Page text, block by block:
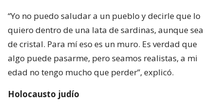
“Yo no puedo saludar a un pueblo y decirle que lo
quiero dentro de una lata de sardinas, aunque sea
de cristal. Para mí eso es un muro. Es verdad que
algo puede pasarme, pero seamos realistas, a mi
edad no tengo mucho que perder”, explicó.
Holocausto judío